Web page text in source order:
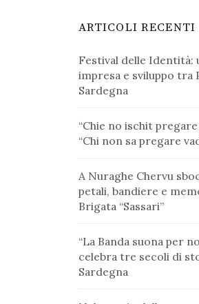
ARTICOLI RECENTI
Festival delle Identità:
impresa e sviluppo tra
Sardegna
“Chie no ischit
“Chi non sa pregare
A Nuraghe Chervu
petali, bandiere e
Brigata “Sassari”
“La Banda suona per
celebra tre secoli di
Sardegna